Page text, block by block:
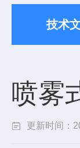
技术
喷雾
更新时间：